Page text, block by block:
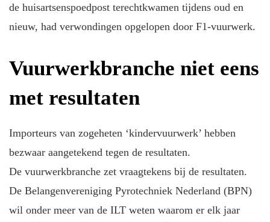
de huisartsenspoedpost terechtkwamen tijdens oud en
nieuw, had verwondingen opgelopen door F1-vuurwerk.
Vuurwerkbranche niet eens
met resultaten
Importeurs van zogeheten ‘kindervuurwerk’ hebben
bezwaar aangetekend tegen de resultaten.
De vuurwerkbranche zet vraagtekens bij de resultaten.
De Belangenvereniging Pyrotechniek Nederland (BPN)
wil onder meer van de ILT weten waarom er elk jaar